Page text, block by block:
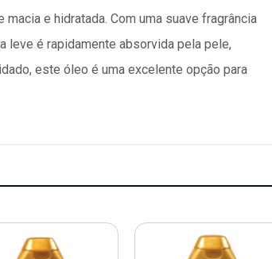
e hidratada. Com uma suave fragrância
leve é rapidamente absorvida pela pele,
este óleo é uma excelente opção para